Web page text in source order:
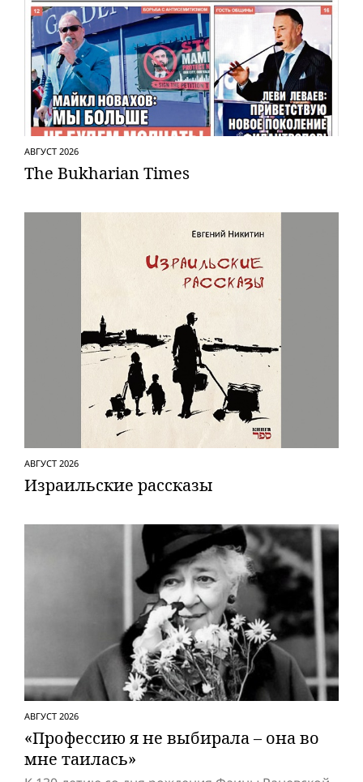
АВГУСТ 2026
The Bukharian Times
АВГУСТ 2026
Израильские рассказы
АВГУСТ 2026
«Профессию я не выбирала – она во
мне таилась»